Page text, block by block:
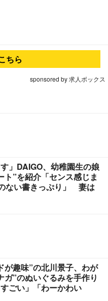
ちら
sponsored by 求人ボックス
す」DAIGO、幼稚園生の娘
ト”を紹介「センス感じま
ない書きっぷり」 妻は
が趣味”の北川景子、わが
ガ”のぬいぐるみを手作り
すごい」「わーかわい